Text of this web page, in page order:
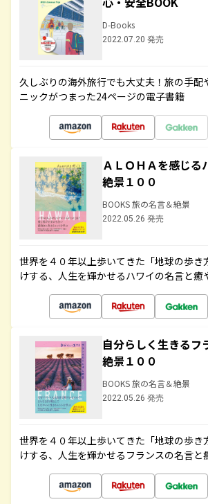
D-Books
2022.07.20 発売
久しぶりの海外旅行でも大丈夫！旅の手配
ニックがつまった24ページの電子書籍
ＡＬＯＨＡを感じる
絶景１００
BOOKS 旅の名言＆絶景
2022.05.26 発売
世界を４０年以上歩いてきた「地球の歩き
けする、人生を輝かせるハワイの名言と癒
自分らしく生きるフ
絶景１００
BOOKS 旅の名言＆絶景
2022.05.26 発売
世界を４０年以上歩いてきた「地球の歩き
けする、人生を輝かせるフランスの名言と